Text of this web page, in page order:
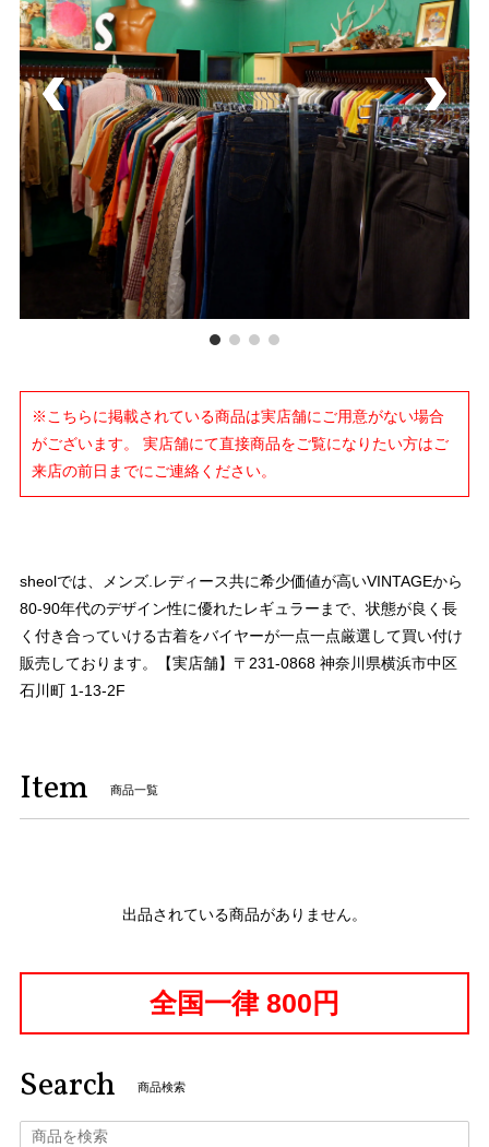
※こちらに掲載されている商品は実店舗にご用意がない場合
がございます。 実店舗にて直接商品をご覧になりたい方はご
来店の前日までにご連絡ください。
sheolでは、メンズ.レディース共に希少価値が高いVINTAGEから
80-90年代のデザイン性に優れたレギュラーまで、状態が良く長
く付き合っていける古着をバイヤーが一点一点厳選して買い付け
販売しております。【実店舗】〒231-0868 神奈川県横浜市中区
石川町 1-13-2F
Item 商品一覧
出品されている商品がありません。
全国一律 800円
Search 商品検索